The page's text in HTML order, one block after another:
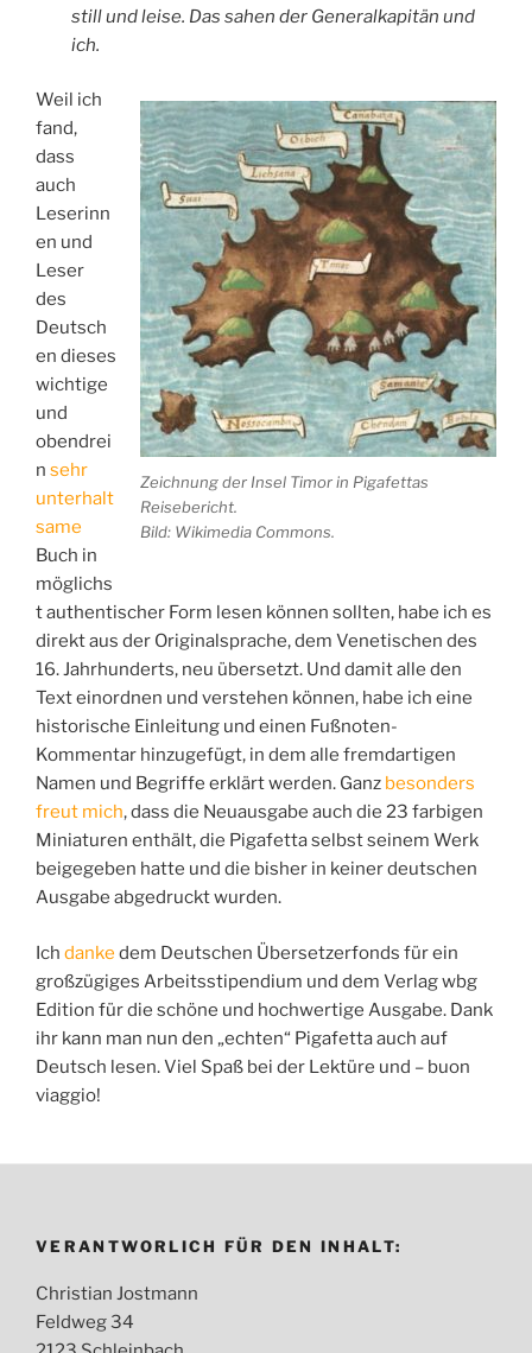
still und leise. Das sahen der Generalkapitän und
ich.
Zeichnung der Insel Timor in Pigafettas
Reisebericht.
Bild: Wikimedia Commons.
Weil ich
fand,
dass
auch
Leserinn
en und
Leser
des
Deutsch
en dieses
wichtige
und
obendrei
n sehr
unterhalt
same
Buch in
möglichs
t authentischer Form lesen können sollten, habe ich es
direkt aus der Originalsprache, dem Venetischen des
16. Jahrhunderts, neu übersetzt. Und damit alle den
Text einordnen und verstehen können, habe ich eine
historische Einleitung und einen Fußnoten-
Kommentar hinzugefügt, in dem alle fremdartigen
Namen und Begriffe erklärt werden. Ganz besonders
freut mich, dass die Neuausgabe auch die 23 farbigen
Miniaturen enthält, die Pigafetta selbst seinem Werk
beigegeben hatte und die bisher in keiner deutschen
Ausgabe abgedruckt wurden.
Ich danke dem Deutschen Übersetzerfonds für ein
großzügiges Arbeitsstipendium und dem Verlag wbg
Edition für die schöne und hochwertige Ausgabe. Dank
ihr kann man nun den „echten“ Pigafetta auch auf
Deutsch lesen. Viel Spaß bei der Lektüre und – buon
viaggio!
VERANTWORLICH FÜR DEN INHALT:
Christian Jostmann
Feldweg 34